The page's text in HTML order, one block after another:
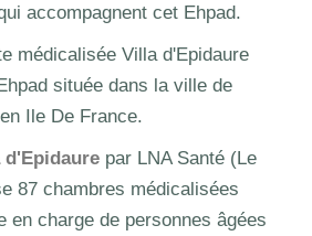
accompagnent cet Ehpad.
médicalisée Villa d'Epidaure
située dans la ville de
Ile De France.
d'Epidaure par LNA Santé (Le
87 chambres médicalisées
en charge de personnes âgées